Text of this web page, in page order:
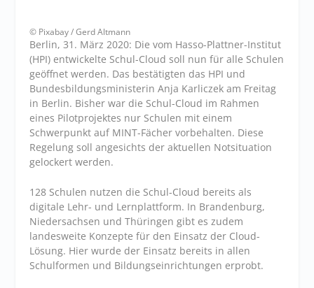
© Pixabay / Gerd Altmann
Berlin, 31. März 2020: Die vom Hasso-Plattner-Institut
(HPI) entwickelte Schul-Cloud soll nun für alle Schulen
geöffnet werden. Das bestätigten das HPI und
Bundesbildungsministerin Anja Karliczek am Freitag
in Berlin. Bisher war die Schul-Cloud im Rahmen
eines Pilotprojektes nur Schulen mit einem
Schwerpunkt auf MINT-Fächer vorbehalten. Diese
Regelung soll angesichts der aktuellen Notsituation
gelockert werden.
128 Schulen nutzen die Schul-Cloud bereits als
digitale Lehr- und Lernplattform. In Brandenburg,
Niedersachsen und Thüringen gibt es zudem
landesweite Konzepte für den Einsatz der Cloud-
Lösung. Hier wurde der Einsatz bereits in allen
Schulformen und Bildungseinrichtungen erprobt.